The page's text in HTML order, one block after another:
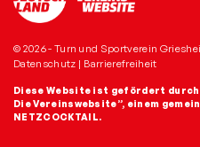
© 2026 - Turn und Sportverein
Datenschutz | Barrierefreiheit
Diese Website ist gefördert
Die Vereinswebsite”, einem
NETZCOCKTAIL.